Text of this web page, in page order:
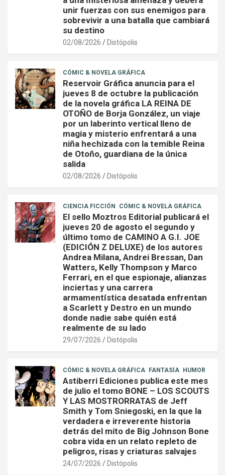
unir fuerzas con sus enemigos para
sobrevivir a una batalla que cambiará
su destino
02/08/2026 Distópolis
CÓMIC & NOVELA GRÁFICA
Reservoir Gráfica anuncia para el
jueves 8 de octubre la publicación
de la novela gráfica LA REINA DE
OTOÑO de Borja González, un viaje
por un laberinto vertical lleno de
magia y misterio enfrentará a una
niña hechizada con la temible Reina
de Otoño, guardiana de la única
salida
02/08/2026 Distópolis
CIENCIA FICCIÓN CÓMIC & NOVELA GRÁFICA
El sello Moztros Editorial publicará el
jueves 20 de agosto el segundo y
último tomo de CAMINO A G.I. JOE
(EDICIÓN Z DELUXE) de los autores
Andrea Milana, Andrei Bressan, Dan
Watters, Kelly Thompson y Marco
Ferrari, en el que espionaje, alianzas
inciertas y una carrera
armamentística desatada enfrentan
a Scarlett y Destro en un mundo
donde nadie sabe quién está
realmente de su lado
29/07/2026 Distópolis
CÓMIC & NOVELA GRÁFICA FANTASÍA HUMOR
Astiberri Ediciones publica este mes
de julio el tomo BONE – LOS SCOUTS
Y LAS MOSTRORRATAS de Jeff
Smith y Tom Sniegoski, en la que la
verdadera e irreverente historia
detrás del mito de Big Johnson Bone
cobra vida en un relato repleto de
peligros, risas y criaturas salvajes
24/07/2026 Distópolis